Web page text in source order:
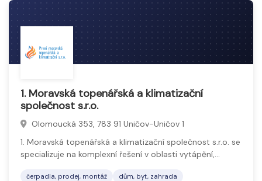
1. Moravská topenářská a klimatizační
společnost s.r.o.
Olomoucká 353, 783 91 Uničov-Uničov 1
1. Moravská topenářská a klimatizační společnost s.r.o. se
specializuje na komplexní řešení v oblasti vytápění,…
čerpadla, prodej, montáž
dům, byt, zahrada